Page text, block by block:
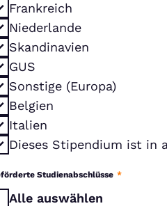
Frankreich
Niederlande
Skandinavien
GUS
Sonstige (Europa)
Belgien
Italien
Dieses Stipendium ist in
Studienabschlüsse *
Alle auswählen